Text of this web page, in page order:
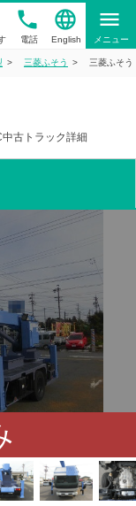
phone
電話
language
English
menu
メニュー
三菱ふそう 三菱ふそ
古トラック詳細